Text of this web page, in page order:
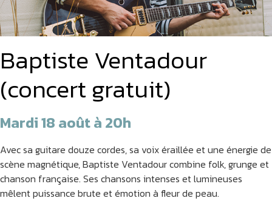
Baptiste Ventadour
(concert gratuit)
Mardi 18 août à 20h
Avec sa guitare douze cordes, sa voix éraillée et une énergie de
scène magnétique, Baptiste Ventadour combine folk, grunge et
chanson française. Ses chansons intenses et lumineuses
mêlent puissance brute et émotion à fleur de peau.